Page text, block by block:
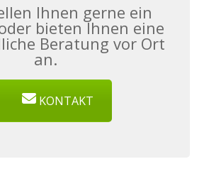
Ihnen gerne ein
bieten Ihnen eine
Beratung vor Ort
an.
KONTAKT